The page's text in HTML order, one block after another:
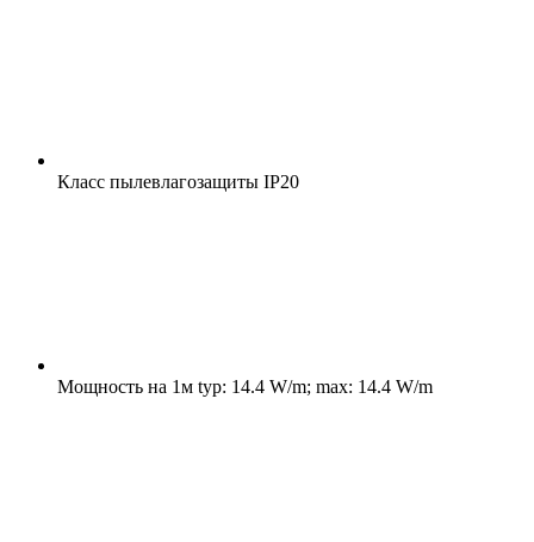
Класс пылевлагозащиты IP20
Мощность на 1м typ: 14.4 W/m; max: 14.4 W/m